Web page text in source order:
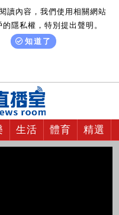
讀內容，我們使用相關網站
隱私權，特別提出聲明。
知道了
生活 體育 精選